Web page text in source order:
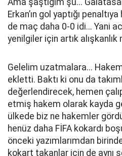
Ama şaştığım şu...
Erkan’ın gol yaptığı
de maç daha 0-0 idi... Yani
yenilgiler için artık alışkanlık
Gelelim uzatmalara...
ekletti. Baktı ki onu da
değerlendirecek, hemen
etmiş hakem olarak kayda
ülkede biz ne hakemler
henüz daha FİFA kokardı
önceki yazımlarımdan
kokart takanlar için de aynı